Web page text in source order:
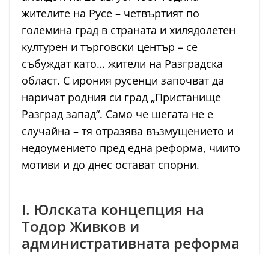
жителите на Русе – четвъртият по
големина град в страната и хилядолетен
културен и търговски център – се
събуждат като… жители на Разградска
област. С ирония русенци започват да
наричат родния си град „Пристанище
Разград запад“. Само че шегата не е
случайна – тя отразява възмущението и
недоумението пред една реформа, чиито
мотиви и до днес остават спорни.
I. Юлската концепция на
Тодор Живков и
административната реформа